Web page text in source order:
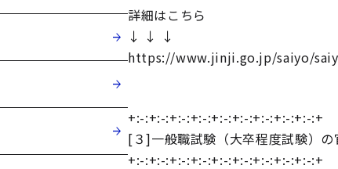
詳細はこちら
↓ ↓ ↓
https://www.jinji.go.jp/saiyo/
+:-:+:-:+:-:+:-:+:-:+:-:+:-:+:-:+:-:+
[３]一般職試験（大卒程度試験）の
+:-:+:-:+:-:+:-:+:-:+:-:+:-:+:-:+:-:+